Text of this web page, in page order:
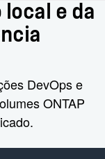
e da
DevOps e
ONTAP